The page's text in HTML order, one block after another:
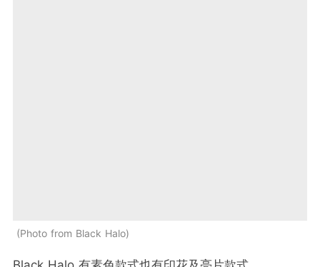
Photo from Black Halo